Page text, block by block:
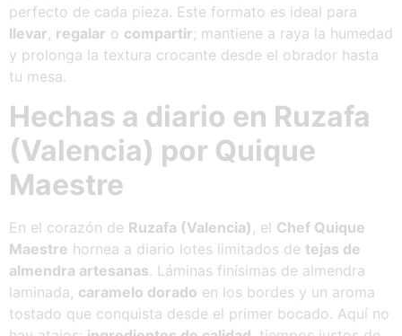
perfecto de cada pieza. Este formato es ideal para
llevar, regalar o compartir; mantiene a raya la humedad
y prolonga la textura crocante desde el obrador hasta
tu mesa.
Hechas a diario en Ruzafa
(Valencia) por Quique
Maestre
En el corazón de Ruzafa (Valencia) , el Chef Quique
Maestre hornea a diario lotes limitados de tejas de
almendra artesanas. Láminas finísimas de almendra
laminada, caramelo dorado en los bordes y un aroma
tostado que conquista desde el primer bocado. Aquí no